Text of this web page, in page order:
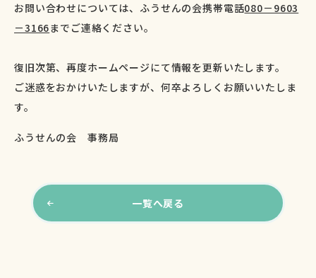
お問い合わせについては、ふうせんの会携帯電話080－9603
－3166までご連絡ください。
復旧次第、再度ホームページにて情報を更新いたします。
ご迷惑をおかけいたしますが、何卒よろしくお願いいたしま
す。
ふうせんの会 事務局
一覧へ戻る